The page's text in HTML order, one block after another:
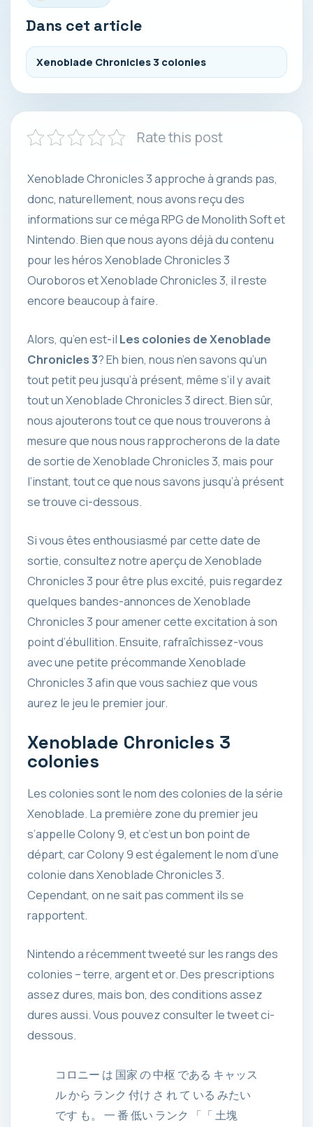
Dans cet article
Xenoblade Chronicles 3 colonies
Rate this post
Xenoblade Chronicles 3 approche à grands pas,
donc, naturellement, nous avons reçu des
informations sur ce méga RPG de Monolith Soft et
Nintendo. Bien que nous ayons déjà du contenu
pour les héros Xenoblade Chronicles 3
Ouroboros et Xenoblade Chronicles 3, il reste
encore beaucoup à faire.
Alors, qu’en est-il Les colonies de Xenoblade
Chronicles 3? Eh bien, nous n’en savons qu’un
tout petit peu jusqu’à présent, même s’il y avait
tout un Xenoblade Chronicles 3 direct. Bien sûr,
nous ajouterons tout ce que nous trouverons à
mesure que nous nous rapprocherons de la date
de sortie de Xenoblade Chronicles 3, mais pour
l’instant, tout ce que nous savons jusqu’à présent
se trouve ci-dessous.
Si vous êtes enthousiasmé par cette date de
sortie, consultez notre aperçu de Xenoblade
Chronicles 3 pour être plus excité, puis regardez
quelques bandes-annonces de Xenoblade
Chronicles 3 pour amener cette excitation à son
point d’ébullition. Ensuite, rafraîchissez-vous
avec une petite précommande Xenoblade
Chronicles 3 afin que vous sachiez que vous
aurez le jeu le premier jour.
Xenoblade Chronicles 3
colonies
Les colonies sont le nom des colonies de la série
Xenoblade. La première zone du premier jeu
s’appelle Colony 9, et c’est un bon point de
départ, car Colony 9 est également le nom d’une
colonie dans Xenoblade Chronicles 3.
Cependant, on ne sait pas comment ils se
rapportent.
Nintendo a récemment tweeté sur les rangs des
colonies – terre, argent et or. Des prescriptions
assez dures, mais bon, des conditions assez
dures aussi. Vous pouvez consulter le tweet ci-
dessous.
コロニー は 国家 の 中枢 である キャッス
ル から ランク 付け さ れ て いる みたい
です も。 一 番 低い ランク 「「 土塊